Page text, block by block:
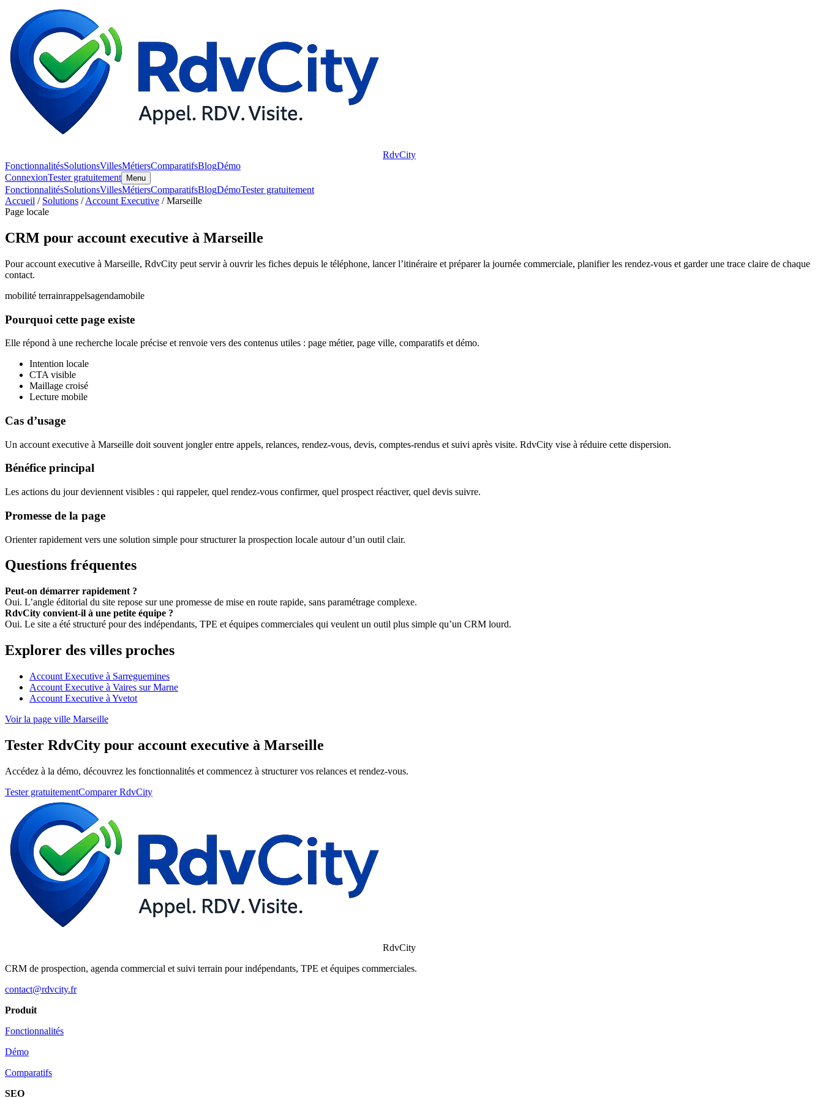
RdvCity
FonctionnalitésSolutionsVillesMétiersComparatifsBlogDémo
ConnexionTester gratuitement Menu
FonctionnalitésSolutionsVillesMétiersComparatifsBlogDémoTester gratuitement
Accueil / Solutions /Account Executive / Marseille
Page locale
CRM pour account executive à Marseille
Pour account executive à Marseille, RdvCity peut servir à ouvrir les fiches depuis le téléphone, lancer l’itinéraire et préparer la journée commerciale, planifier les rendez-vous et garder une trace claire de chaque
contact.
mobilité terrainrappelsagendamobile
Pourquoi cette page existe
Elle répond à une recherche locale précise et renvoie vers des contenus utiles : page métier, page ville, comparatifs et démo.
Intention locale
CTA visible
Maillage croisé
Lecture mobile
Cas d’usage
Un account executive à Marseille doit souvent jongler entre appels, relances, rendez-vous, devis, comptes-rendus et suivi après visite. RdvCity vise à réduire cette dispersion.
Bénéfice principal
Les actions du jour deviennent visibles : qui rappeler, quel rendez-vous confirmer, quel prospect réactiver, quel devis suivre.
Promesse de la page
Orienter rapidement vers une solution simple pour structurer la prospection locale autour d’un outil clair.
Questions fréquentes
Peut-on démarrer rapidement ?
Oui. L’angle éditorial du site repose sur une promesse de mise en route rapide, sans paramétrage complexe.
RdvCity convient-il à une petite équipe ?
Oui. Le site a été structuré pour des indépendants, TPE et équipes commerciales qui veulent un outil plus simple qu’un CRM lourd.
Explorer des villes proches
Account Executive à Sarreguemines
Account Executive à Vaires sur Marne
Account Executive à Yvetot
Voir la page ville Marseille
Tester RdvCity pour account executive à Marseille
Accédez à la démo, découvrez les fonctionnalités et commencez à structurer vos relances et rendez-vous.
Tester gratuitementComparer RdvCity
RdvCity
CRM de prospection, agenda commercial et suivi terrain pour indépendants, TPE et équipes commerciales.
contact@rdvcity.fr
Produit
Fonctionnalités
Démo
Comparatifs
SEO